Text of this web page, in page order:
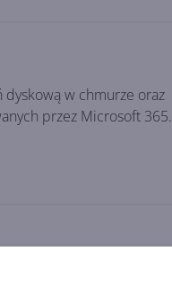
dyskową w chmurze oraz
przez Microsoft 365.